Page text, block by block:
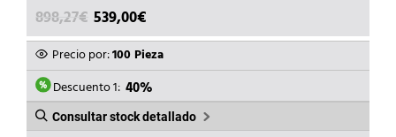
898,27€ EL
PRECIO
ORIGINAL
ERA:
898,27€.
539,00€
PRECIO
ACTUAL
ES:
539,00€.
Precio por:100 Pieza
Descuento 1: 40%
Consultar stock detallado